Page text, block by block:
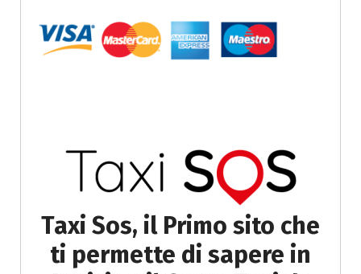
Taxi Sos, il Primo sito che
ti permette di sapere in